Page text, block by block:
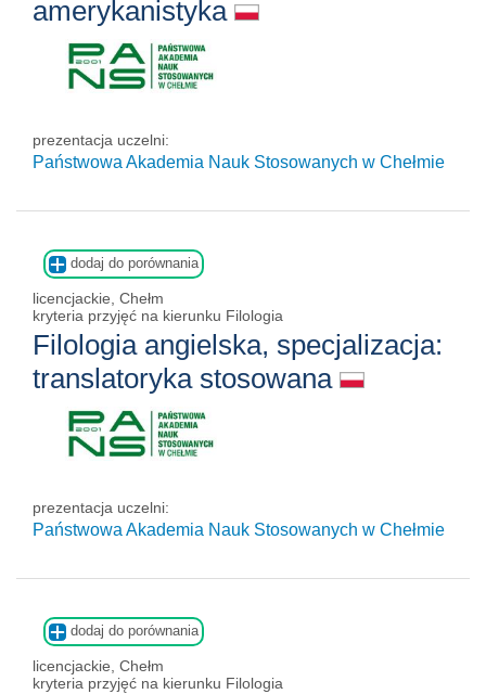
amerykanistyka
prezentacja uczelni:
Państwowa Akademia Nauk Stosowanych w Chełmie
dodaj do porównania
licencjackie, Chełm
kryteria przyjęć na kierunku Filologia
Filologia angielska, specjalizacja:
translatoryka stosowana
prezentacja uczelni:
Państwowa Akademia Nauk Stosowanych w Chełmie
dodaj do porównania
licencjackie, Chełm
kryteria przyjęć na kierunku Filologia